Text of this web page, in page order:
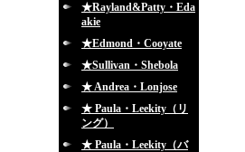
★Rayland&Patty・Eda
akie
★Edmond・Cooyate
★Sullivan・Shebola
★ Andrea・Lonjose
★ Paula・Leekity（リ
ング）
★ Paula・Leekity（バ